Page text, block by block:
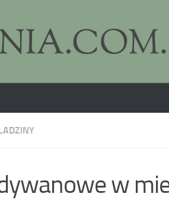
dywanowe w